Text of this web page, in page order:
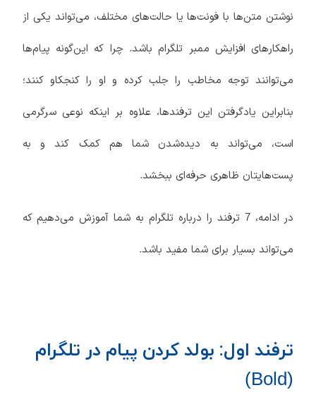
نوشتن متن‌ها با فونت‌ها یا حالت‌های مختلف، می‌تواند یکی از
راهکارهای افزایش ممبر تلگرام باشد. چرا که این‌گونه پیام‌ها
می‌توانند توجه مخاطب را جلب کرده و او را کنجکاو کنند؛
بنابراین یادگرفتن این ترفندها، علاوه بر اینکه نوعی سرگرمی
است، می‌تواند به دیده‌شدن شما هم کمک کند و به
پست‌هایتان ظاهری حرفه‌ای ببخشد.
در ادامه، 7 ترفند را درباره تلگرام به شما آموزش می‌دهیم که
می‌تواند بسیار برای شما مفید باشد.
ترفند اول: بولد کردن پیام در تلگرام
(Bold)